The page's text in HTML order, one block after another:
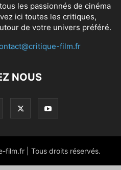
les passionnés de cinéma
ici toutes les critiques,
de votre univers préféré.
film.fr
NOUS
| Tous droits réservés.